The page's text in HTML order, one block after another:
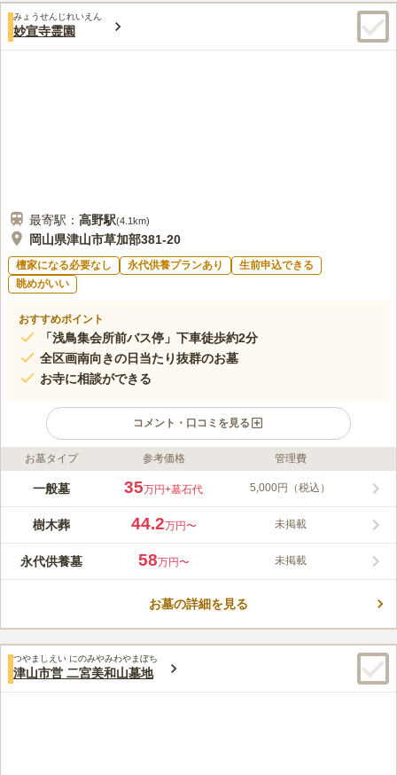
みょうせんじれいえん
妙宣寺霊園
最寄駅： 高野駅(4.1km)
岡山県津山市草加部381-20
檀家になる必要なし 永代供養プランあり
生前申込できる
眺めがいい
おすすめポイント
「浅鳥集会所前バス停」下車徒歩約2分
全区画南向きの日当たり抜群のお墓
お寺に相談ができる
コメント・口コミを見る
ライフドット編集部のコメント
全区画南向きと日照条件に恵まれており、いつでも暖かい日差し
行き届いており、悩み事があれば相談することもできるので大変
助かります。段差がない園内なので、小さいお子様連れの方やお
保されているので、車でのお参りも可能です。
霊園の周りはとても静かです。 手ぶらで墓参りに行っても水道
水が設置しているので困りません。
口コミの続きを読む
お墓タイプ 参考価格 管理費
一般墓 35万円+墓石代 5,000円（税込）
樹木葬 44.2万円〜 未掲載
永代供養墓 58万円〜 未掲載
お墓の詳細を見る
つやましえい にのみやみわやまぼち
津山市営 二宮美和山墓地